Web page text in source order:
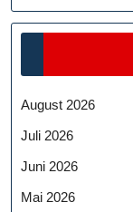
August 2026
Juli 2026
Juni 2026
Mai 2026